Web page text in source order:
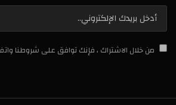
من خلال الاشتراك ، فإنك توافق على شروطنا واتفاقية